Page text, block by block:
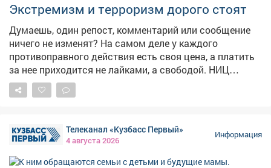
жёлтый цвет добавили позже, чтобы предупреждать о
смене сигнала. В России светофоры начали
появляться в 1930‑х годах.
Экстремизм и терроризм дорого стоят
Думаешь, один репост, комментарий или сообщение
ничего не изменят? На самом деле у каждого
противоправного действия есть своя цена, а платить
за нее приходится не лайками, а свободой. НИЦ
Мониторинга и профилактики подготовил «прайс-
лист», который наглядно показывает последствия
вплоть до пожизненного лишения свободы! Не
поддавайся на провокации и не распространяй
сомнительный контент. Перед тем как поставить лайк,
Телеканал «Кузбасс Первый»
4 августа 2026
Информация